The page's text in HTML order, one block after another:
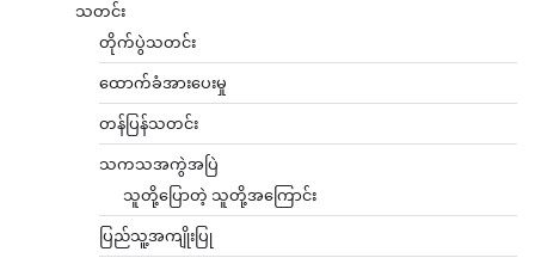
သတင်း
တိုက်ပွဲသတင်း
ထောက်ခံအားပေးမှု
တန်ပြန်သတင်း
သကသအကွဲအပြဲ
သူတို့ပြောတဲ့ သူတို့အကြောင်း
ပြည်သူ့အကျိုးပြု